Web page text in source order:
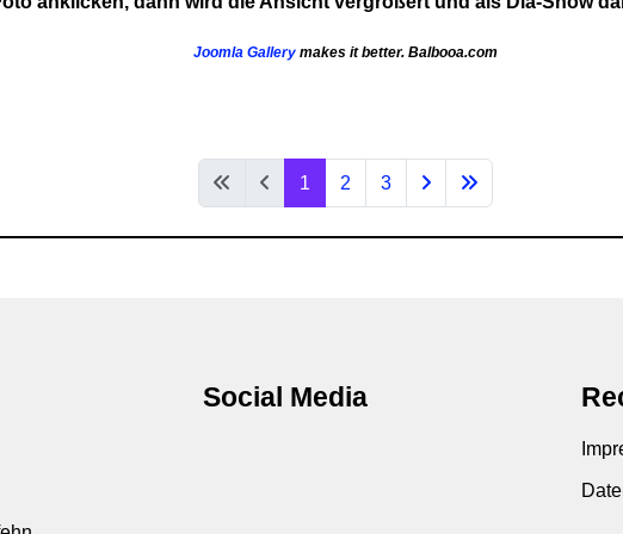
Joomla Gallerymakes it better. Balbooa.com
1 2 3
Social Media